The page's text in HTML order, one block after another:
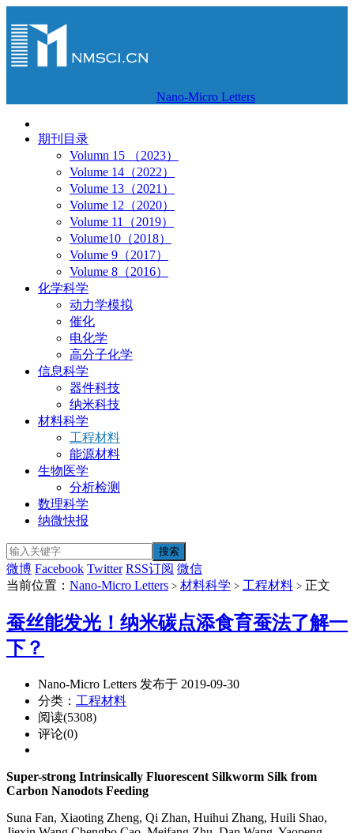
Nano-Micro Letters
期刊目录
Volumn 15 （2023）
Volume 14（2022）
Volume 13（2021）
Volume 12（2020）
Volume 11（2019）
Volume10（2018）
Volume 9（2017）
Volume 8（2016）
化学科学
动力学模拟
催化
电化学
高分子化学
信息科学
器件科技
纳米科技
材料科学
工程材料
能源材料
生物医学
分析检测
数理科学
纳微快报
微博 Facebook Twitter RSS订阅 微信
当前位置： Nano-Micro Letters > 材料科学 > 工程材料 > 正文
蚕丝能发光！纳米碳点添食育蚕法了解一
下？
Nano-Micro Letters 发布于 2019-09-30
分类： 工程材料
阅读(5308)
评论(0)
Super-strong Intrinsically Fluorescent Silkworm Silk from
Carbon Nanodots Feeding
Suna Fan, Xiaoting Zheng, Qi Zhan, Huihui Zhang, Huili Shao,